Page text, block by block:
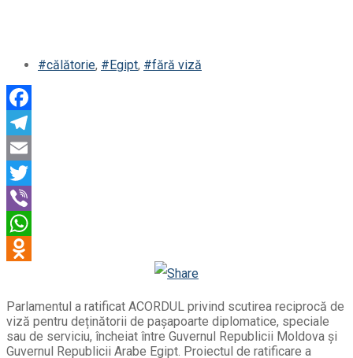
#călătorie, #Egipt, #fără viză
Odnoklassniki
Parlamentul a ratificat ACORDUL privind scutirea reciprocă de
viză pentru deținătorii de pașapoarte diplomatice, speciale
sau de serviciu, încheiat între Guvernul Republicii Moldova și
Guvernul Republicii Arabe Egipt. Proiectul de ratificare a